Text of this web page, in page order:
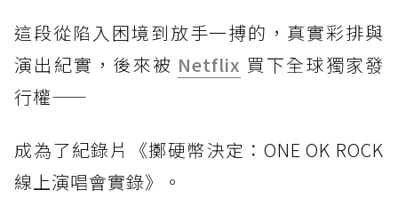
這段從陷入困境到放手一搏的，真實彩排與
演出紀實，後來被 Netflix 買下全球獨家發
行權——
成為了紀錄片《擲硬幣決定：ONE OK ROCK
線上演唱會實錄》。